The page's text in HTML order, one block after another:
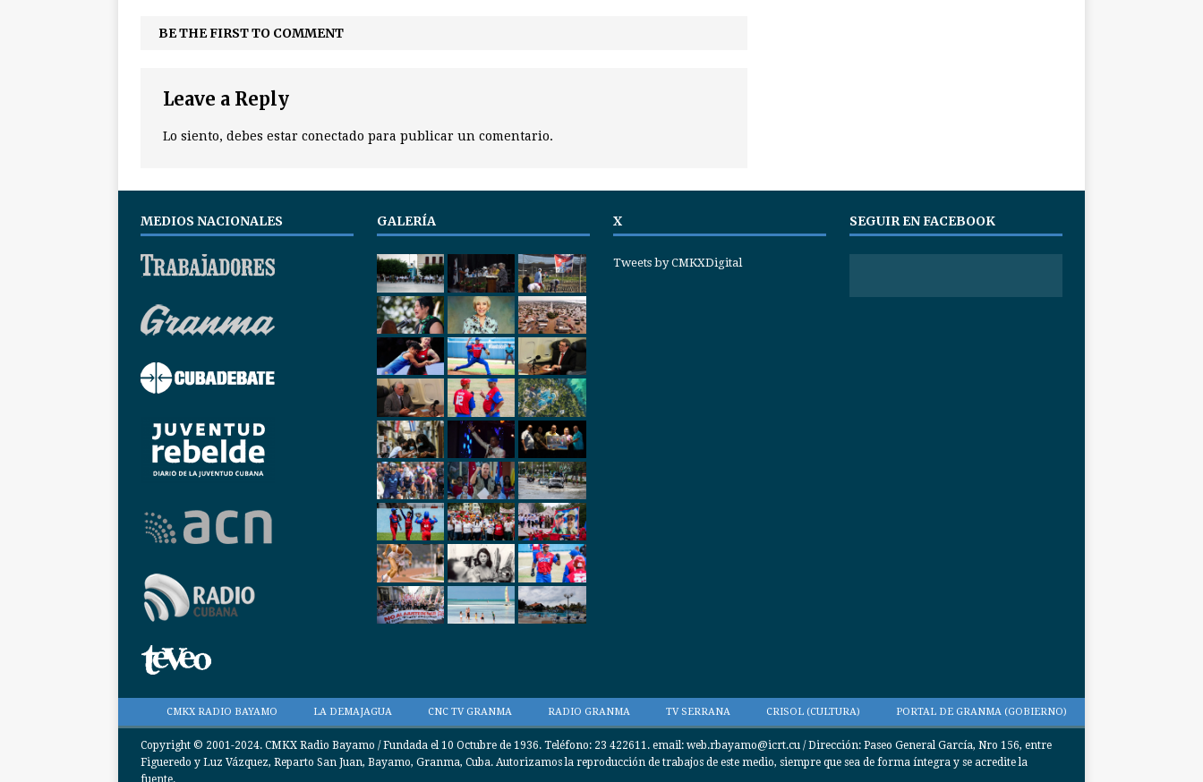
BE THE FIRST TO COMMENT
Leave a Reply
Lo siento, debes estar conectado para publicar un comentario.
MEDIOS NACIONALES GALERÍA X
Tweets by CMKXDigital
SEGUIR EN FACEBOOK
CMKX RADIO BAYAMO LA DEMAJAGUA CNC TV GRANMA RADIO GRANMA TV SERRANA CRISOL (CULTURA) PORTAL DE GRANMA (GOBIERNO)
Copyright © 2001-2024. CMKX Radio Bayamo / Fundada el 10 Octubre de 1936. Teléfono: 23 422611. email: web.rbayamo@icrt.cu / Dirección: Paseo General García, Nro 156, entre
Figueredo y Luz Vázquez, Reparto San Juan, Bayamo, Granma, Cuba. Autorizamos la reproducción de trabajos de este medio, siempre que sea de forma íntegra y se acredite la